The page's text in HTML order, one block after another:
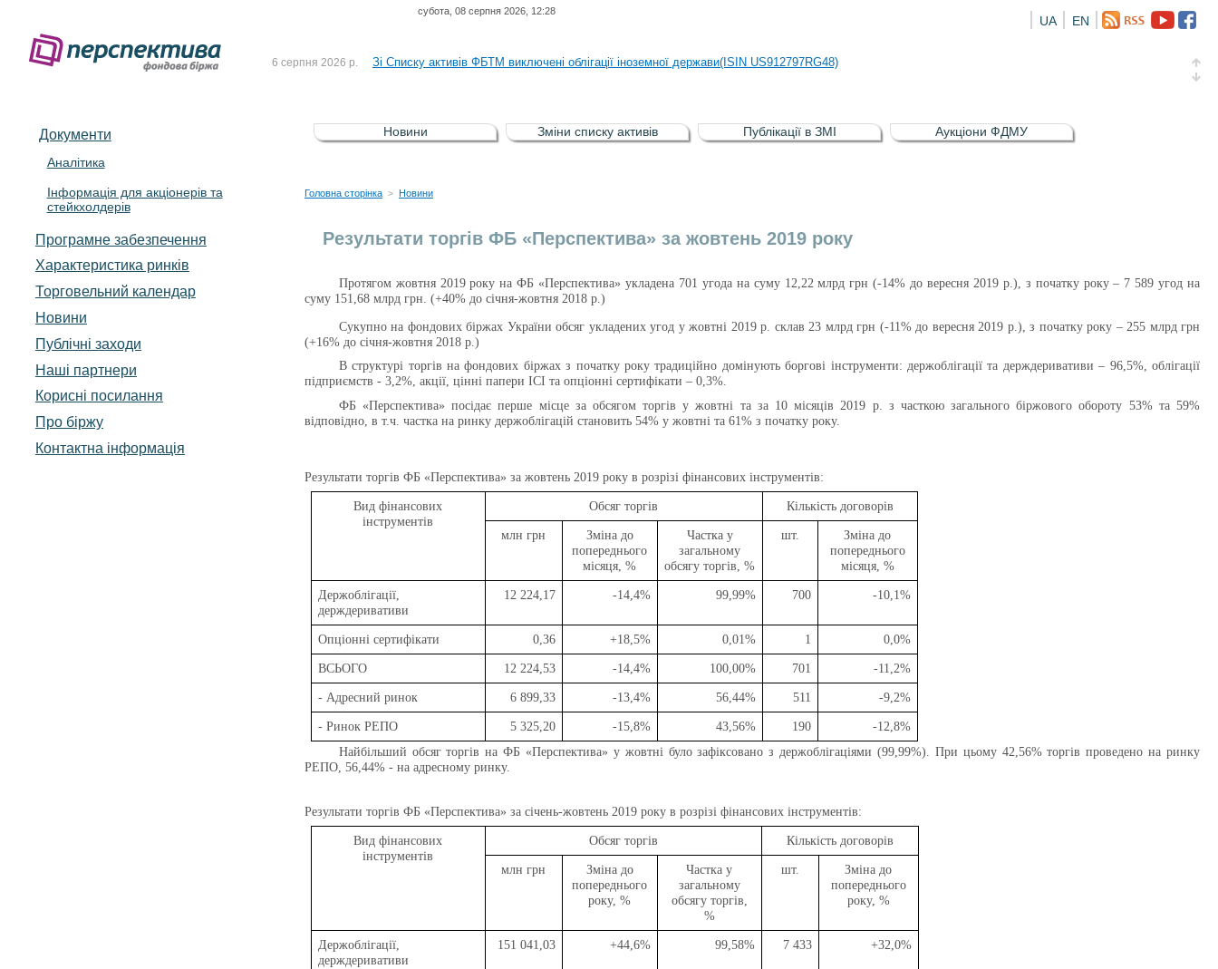
субота, 08 серпня 2026, 12:28
EN
UA
До Списку активів регульованого фондового ринку (РФР) включена Корпоративна облігація відсоткова електронна іменна (ISIN UA5000016726)
6 серпня 2026 р. Зі Списку активів ФБТМ виключені облігації іноземної держави(ISIN US912797RG48)
5 серпня 2026 р. Зі списку активів РФР виключені Облігація внутрішніх державних позик України (ISIN UA4000232607)
4 серпня 2026 р. До Списку активів регульованого фондового ринку (РФР) включена Корпоративна облігація відсоткова електронна іменна (ISIN UA5000016726)
Документи
Аналітика
Інформація для акціонерів та
стейкхолдерів
Програмне забезпечення
Характеристика pинків
Торговельний календар
Новини
Публічні заходи
Наші партнери
Корисні посилання
Про біржу
Контактна інформація
Новини Зміни списку активів Публікації в ЗМІ Аукціони ФДМУ
Головна сторінка > Новини
Результати торгів ФБ «Перспектива» за жовтень 2019 року
Протягом жовтня 2019року на ФБ «Перспектива» укладена 701 угода на суму 12,22 млрд грн (-14% до вересня 2019 р.), з початку року – 7 589 угод на
суму 151,68 млрд грн. (+40% до січня-жовтня 2018 р.)
Сукупно на фондових біржах України обсяг укладених угод у жовтні 2019 р. склав 23 млрд грн (-11% до вересня 2019 р.), з початку року – 255 млрд грн
(+16% до січня-жовтня 2018 р.)
В структурі торгів на фондових біржах з початку року традиційно домінують боргові інструменти: держоблігації та держдеривативи – 96,5%, облігації
підприємств - 3,2%, акції, цінні папери ІСІ та опціонні сертифікати – 0,3%.
ФБ «Перспектива» посідає перше місце за обсягом торгіву жовтні та за 10 місяців 2019 р. з часткою загального біржового обороту 53% та 59%
відповідно, в т.ч. частка на ринку держоблігацій становить 54% у жовтні та 61% з початку року.
Результати торгів ФБ «Перспектива» за жовтень 2019 року в розрізі фінансових інструментів:
Вид фінансових
інструментів
Обсяг торгів Кількість договорів
млн грн
Зміна до
попереднього
місяця, %
Частка у
загальному
обсягу торгів, %
шт.
Зміна до
попереднього
місяця, %
Держоблігації,
держдеривативи
12 224,17 -14,4% 99,99% 700 -10,1%
Опціонні сертифікати 0,36 +18,5% 0,01% 1 0,0%
ВСЬОГО 12 224,53 -14,4% 100,00% 701 -11,2%
- Адресний ринок 6 899,33 -13,4% 56,44% 511 -9,2%
- Ринок РЕПО 5 325,20 -15,8% 43,56% 190
-12,8%
Найбільший обсяг торгів на ФБ «Перспектива» у жовтні було зафіксовано з держоблігаціями (99,99%). При цьому 42,56% торгів проведено на ринку
РЕПО, 56,44% - на адресному ринку.
Результати торгів ФБ «Перспектива» за січень-жовтень 2019 року в розрізі фінансових інструментів:
Вид фінансових
інструментів
Обсяг торгів Кількість договорів
млн грн
Зміна до
попереднього
року, %
Частка у
загальному
обсягу торгів,
%
шт.
Зміна до
попереднього
року, %
Держоблігації,
держдеривативи
151 041,03 +44,6% 99,58% 7 433 +32,0%